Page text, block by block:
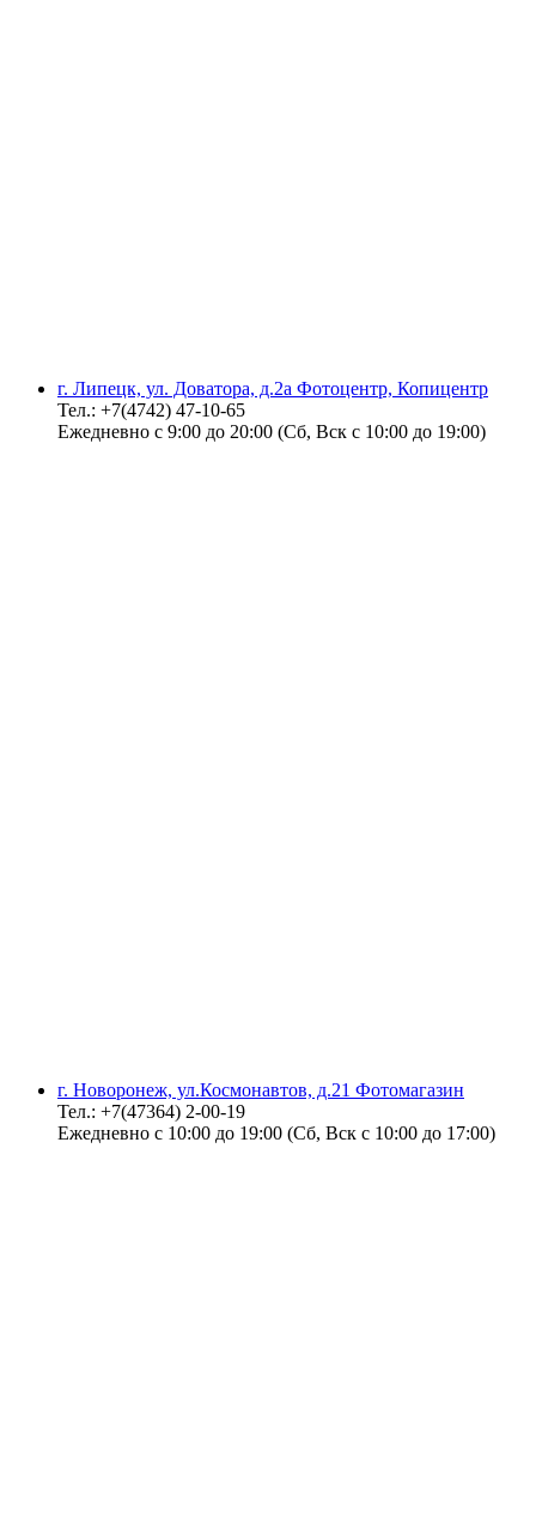
г. Липецк, ул. Доватора, д.2а Фотоцентр, Копицентр
Тел.: +7(4742) 47-10-65
Ежедневно с 9:00 до 20:00 (Сб, Вск с 10:00 до 19:00)
г. Новоронеж, ул.Космонавтов, д.21 Фотомагазин
Тел.: +7(47364) 2-00-19
Ежедневно с 10:00 до 19:00 (Сб, Вск с 10:00 до 17:00)